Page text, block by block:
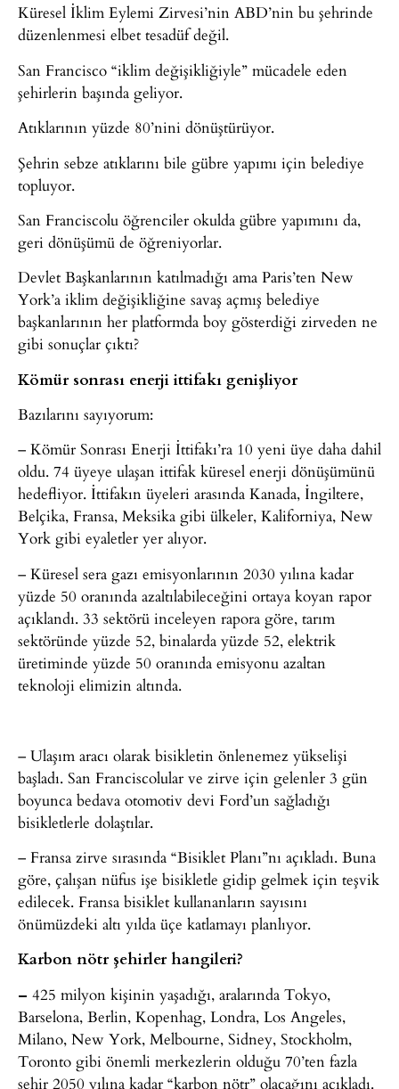
Küresel İklim Eylemi Zirvesi’nin ABD’nin bu şehrinde
düzenlenmesi elbet tesadüf değil.
San Francisco “iklim değişikliğiyle” mücadele eden
şehirlerin başında geliyor.
Atıklarının yüzde 80’nini dönüştürüyor.
Şehrin sebze atıklarını bile gübre yapımı için belediye
topluyor.
San Franciscolu öğrenciler okulda gübre yapımını da,
geri dönüşümü de öğreniyorlar.
Devlet Başkanlarının katılmadığı ama Paris’ten New
York’a iklim değişikliğine savaş açmış belediye
başkanlarının her platformda boy gösterdiği zirveden ne
gibi sonuçlar çıktı?
Kömür sonrası enerji ittifakı genişliyor
Bazılarını sayıyorum:
– Kömür Sonrası Enerji İttifakı’ra 10 yeni üye daha dahil
oldu. 74 üyeye ulaşan ittifak küresel enerji dönüşümünü
hedefliyor. İttifakın üyeleri arasında Kanada, İngiltere,
Belçika, Fransa, Meksika gibi ülkeler, Kaliforniya, New
York gibi eyaletler yer alıyor.
– Küresel sera gazı emisyonlarının 2030 yılına kadar
yüzde 50 oranında azaltılabileceğini ortaya koyan rapor
açıklandı. 33 sektörü inceleyen rapora göre, tarım
sektöründe yüzde 52, binalarda yüzde 52, elektrik
üretiminde yüzde 50 oranında emisyonu azaltan
teknoloji elimizin altında.
– Ulaşım aracı olarak bisikletin önlenemez yükselişi
başladı. San Franciscolular ve zirve için gelenler 3 gün
boyunca bedava otomotiv devi Ford’un sağladığı
bisikletlerle dolaştılar.
– Fransa zirve sırasında “Bisiklet Planı”nı açıkladı. Buna
göre, çalışan nüfus işe bisikletle gidip gelmek için teşvik
edilecek. Fransa bisiklet kullananların sayısını
önümüzdeki altı yılda üçe katlamayı planlıyor.
Karbon nötr şehirler hangileri?
– 425 milyon kişinin yaşadığı, aralarında Tokyo,
Barselona, Berlin, Kopenhag, Londra, Los Angeles,
Milano, New York, Melbourne, Sidney, Stockholm,
Toronto gibi önemli merkezlerin olduğu 70’ten fazla
şehir 2050 yılına kadar “karbon nötr” olacağını açıkladı.